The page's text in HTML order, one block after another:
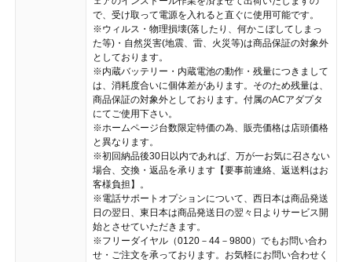
で、受け取って電源を入れると直ぐに使用可能です。
※ウィルス・物理損壊(落したり、何かこぼしてしまっ
た等)・自然災害(地震、雷、火災等)は商品保証の対象外
としております。
※内蔵バッテリー・内蔵電池の動作・残量につきまして
は、消耗度合いに個体差があります。そのため残量は、
商品保証の対象外としております。付属のACアダプタ
にてご使用下さい。
※ホームページ台数限定特価の為、販売価格は店頭価格
と異なります。
※初回納品後30日以内であれば、万が一お気に召さない
場合、交換・返品を承ります【要事前連絡、返送料はお
客様負担】。
※電話サポートオプションについて、西日本は商品発送
日の翌日、東日本は商品発送日の翌々日よりサービス開
始とさせていただきます。
※フリーダイヤル（0120－44－9800）でもお問い合わ
せ・ご注文を承っております。お気軽にお問い合わせく